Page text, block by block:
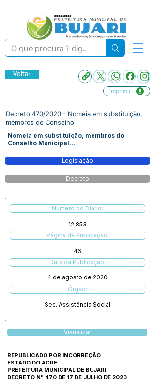
Voltar
Imprimir
Decreto 470/2020 - Nomeia em substituição,
membros do Conselho
Nomeia em substituição, membros do
Conselho Municipal...
Legislação
Decreto
Número do Diário:
12.853
Página da Publicação:
46
Data da Publicação:
4 de agosto de 2020
Órgão:
Sec. Assistência Social
Visualizar
REPUBLICADO POR INCORREÇÃO
ESTADO DO ACRE
PREFEITURA MUNICIPAL DE BUJARI
DECRETO Nº 470 DE 17 DE JULHO DE 2020